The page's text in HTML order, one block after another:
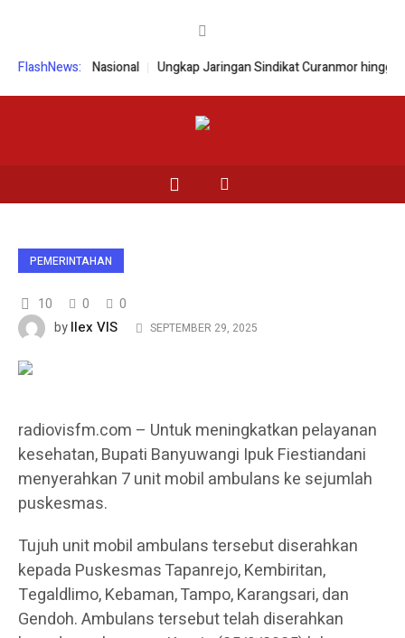
FlashNews:
HAM Nasional Ungkap Jaringan Sindikat Curanmor hingga
PEMERINTAHAN
10 0
0
byIlex VIS SEPTEMBER 29, 2025
radiovisfm.com – Untuk meningkatkan pelayanan
kesehatan, Bupati Banyuwangi Ipuk Fiestiandani
menyerahkan 7 unit mobil ambulans ke sejumlah
puskesmas.
Tujuh unit mobil ambulans tersebut diserahkan
kepada Puskesmas Tapanrejo, Kembiritan,
Tegaldlimo, Kebaman, Tampo, Karangsari, dan
Gendoh. Ambulans tersebut telah diserahkan